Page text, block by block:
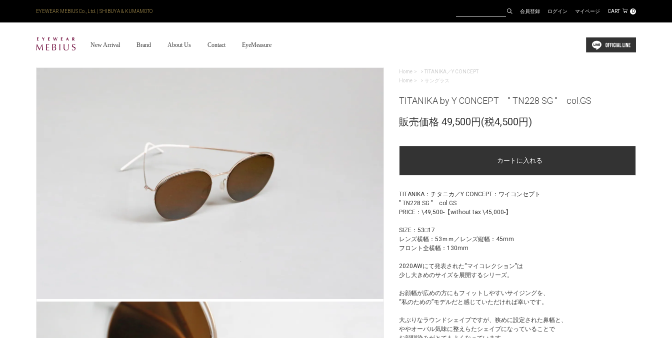
EYEWEAR MEBIUS Co., Ltd. | SHIBUYA & KUMAMOTO 会員登録 ログイン マイページ CART 0
New Arrival Brand About Us Contact EyeMeasure
Home > TITANIKA／Y CONCEPT
Home
> サングラス
TITANIKA by Y CONCEPT " TN228 SG " col.GS
販売価格 49,500円(税4,500円)
TITANIKA：チタニカ／Y CONCEPT：ワイコンセプト
" TN228 SG " col.GS
PRICE：\49,500-【without tax \45,000-】
SIZE：53□17
レンズ横幅：53ｍｍ／レンズ縦幅：45mm
フロント全横幅：130mm
2020AWにて発表された“マイコレクション”は
少し大きめのサイズを展開するシリーズ。
お顔幅が広めの方にもフィットしやすいサイジングを、
“私のための”モデルだと感じていただければ幸いです。
大ぶりなラウンドシェイプですが、狭めに設定された鼻幅と、
ややオーバル気味に整えらたシェイプになっていることで